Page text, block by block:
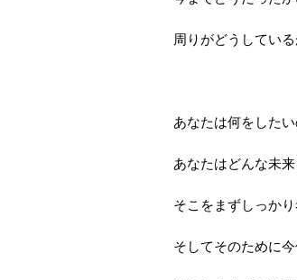
周りがどうしてい
あなたは何をしたい
あなたはどんな未
そこをまずしっかり
そしてそのために